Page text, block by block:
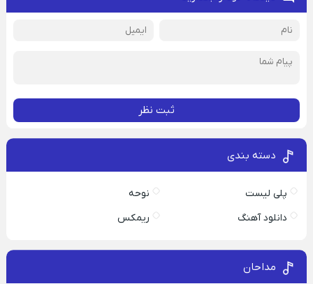
ثبت نظر
دسته بندی
پلی لیست
نوحه
دانلود آهنگ
ریمکس
مداحان